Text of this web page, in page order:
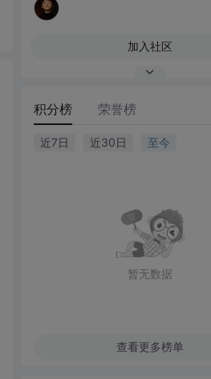
加入社区
积分榜 荣誉榜
近7日 近30日 至今
暂无数据
查看更多榜单